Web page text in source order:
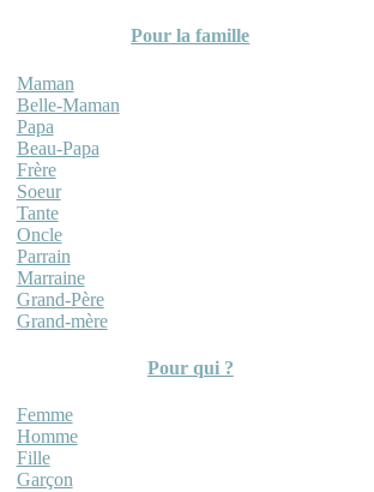
Pour la famille
Maman
Belle-Maman
Papa
Beau-Papa
Frère
Soeur
Tante
Oncle
Parrain
Marraine
Grand-Père
Grand-mère
Pour qui ?
Femme
Homme
Fille
Garçon